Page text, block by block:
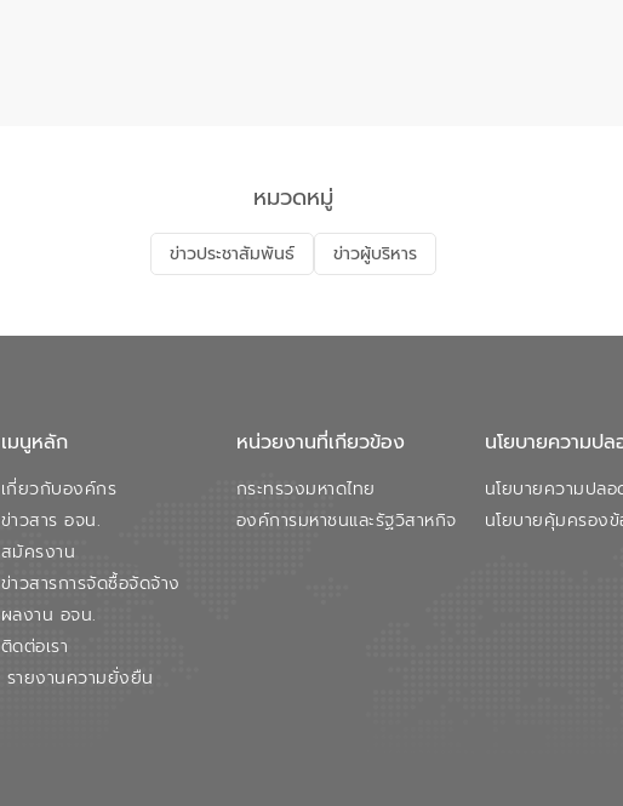
หมวดหมู่
ข่าวประชาสัมพันธ์ ข่าวผู้บริหาร
เมนูหลัก
เกี่ยวกับองค์กร
ข่าวสาร อจน.
สมัครงาน
ข่าวสารการจัดซื้อจัดจ้าง
ผลงาน อจน.
ติดต่อเรา
รายงานความยั่งยืน
หน่วยงานที่เกียวข้อง
กระทรวงมหาดไทย
องค์การมหาชนและรัฐวิสาหกิจ
นโยบายความป
นโยบายความปล
นโยบายคุ้มครอง